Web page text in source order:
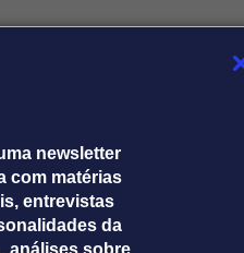
newsletter
com matérias
entrevistas
da
análises sobre
Blog WeekendInstitucional